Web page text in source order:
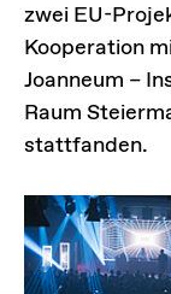
zwei EU-
Kooperation
Joanneum –
Raum
stattfanden.